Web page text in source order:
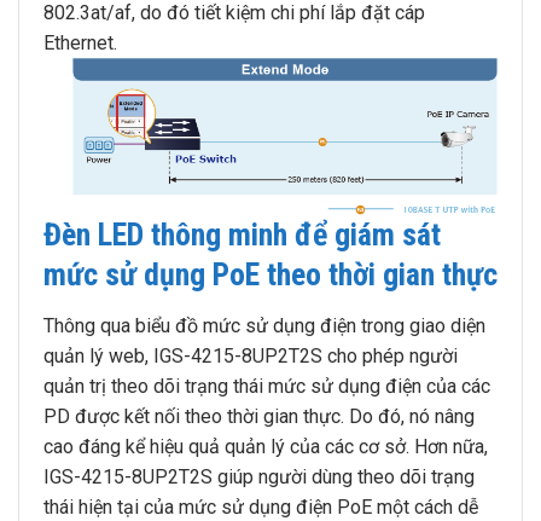
802.3at/af, do đó tiết kiệm chi phí lắp đặt cáp
Ethernet.
Đèn LED thông minh để giám sát
mức sử dụng PoE theo thời gian thực
Thông qua biểu đồ mức sử dụng điện trong giao diện
quản lý web, IGS-4215-8UP2T2S cho phép người
quản trị theo dõi trạng thái mức sử dụng điện của các
PD được kết nối theo thời gian thực. Do đó, nó nâng
cao đáng kể hiệu quả quản lý của các cơ sở. Hơn nữa,
IGS-4215-8UP2T2S giúp người dùng theo dõi trạng
thái hiện tại của mức sử dụng điện PoE một cách dễ